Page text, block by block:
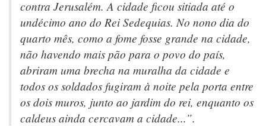
contra Jerusalém. A cidade ficou sitiada até o
undécimo ano do Rei Sedequias. No nono dia do
quarto mês, como a fome fosse grande na cidade,
não havendo mais pão para o povo do país,
abriram uma brecha na muralha da cidade e
todos os soldados fugiram à noite pela porta entre
os dois muros, junto ao jardim do rei, enquanto os
caldeus ainda cercavam a cidade...”.